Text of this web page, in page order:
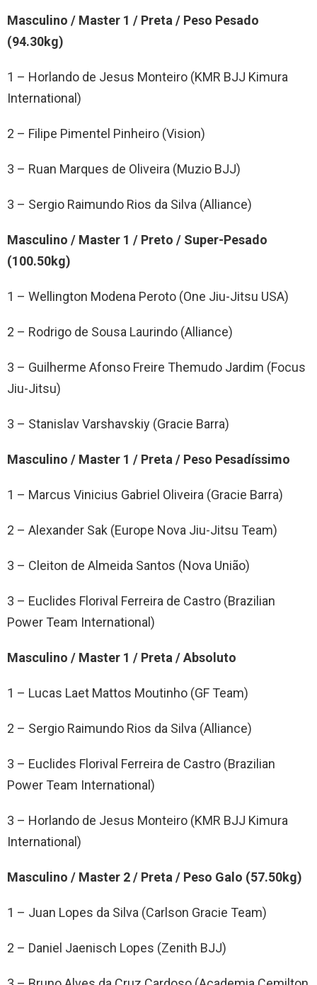
Masculino / Master 1 / Preta / Peso Pesado
(94.30kg)
1 – Horlando de Jesus Monteiro (KMR BJJ Kimura
International)
2 – Filipe Pimentel Pinheiro (Vision)
3 – Ruan Marques de Oliveira (Muzio BJJ)
3 – Sergio Raimundo Rios da Silva (Alliance)
Masculino / Master 1 / Preto / Super-Pesado
(100.50kg)
1 – Wellington Modena Peroto (One Jiu-Jitsu USA)
2 – Rodrigo de Sousa Laurindo (Alliance)
3 – Guilherme Afonso Freire Themudo Jardim (Focus
Jiu-Jitsu)
3 – Stanislav Varshavskiy (Gracie Barra)
Masculino / Master 1 / Preta / Peso Pesadíssimo
1 – Marcus Vinicius Gabriel Oliveira (Gracie Barra)
2 – Alexander Sak (Europe Nova Jiu-Jitsu Team)
3 – Cleiton de Almeida Santos (Nova União)
3 – Euclides Florival Ferreira de Castro (Brazilian
Power Team International)
Masculino / Master 1 / Preta / Absoluto
1 – Lucas Laet Mattos Moutinho (GF Team)
2 – Sergio Raimundo Rios da Silva (Alliance)
3 – Euclides Florival Ferreira de Castro (Brazilian
Power Team International)
3 – Horlando de Jesus Monteiro (KMR BJJ Kimura
International)
Masculino / Master 2 / Preta / Peso Galo (57.50kg)
1 – Juan Lopes da Silva (Carlson Gracie Team)
2 – Daniel Jaenisch Lopes (Zenith BJJ)